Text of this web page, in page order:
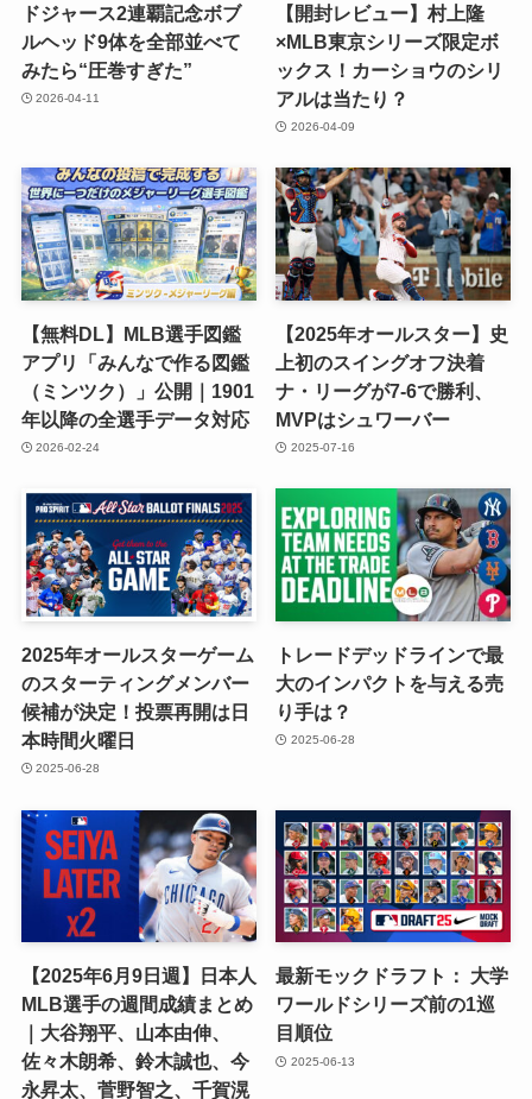
ドジャース2連覇記念ボブ
ルヘッド9体を全部並べて
みたら“圧巻すぎた”
2026-04-11
【開封レビュー】村上隆
×MLB東京シリーズ限定ボ
ックス！カーショウのシリ
アルは当たり？
2026-04-09
【無料DL】MLB選手図鑑
アプリ「みんなで作る図鑑
（ミンツク）」公開｜1901
年以降の全選手データ対応
2026-02-24
【2025年オールスター】史
上初のスイングオフ決着
ナ・リーグが7-6で勝利、
MVPはシュワーバー
2025-07-16
2025年オールスターゲーム
のスターティングメンバー
候補が決定！投票再開は日
本時間火曜日
2025-06-28
トレードデッドラインで最
大のインパクトを与える売
り手は？
2025-06-28
【2025年6月9日週】日本人
MLB選手の週間成績まとめ
｜大谷翔平、山本由伸、
佐々木朗希、鈴木誠也、今
永昇太、菅野智之、千賀滉
最新モックドラフト： 大学
ワールドシリーズ前の1巡
目順位
2025-06-13